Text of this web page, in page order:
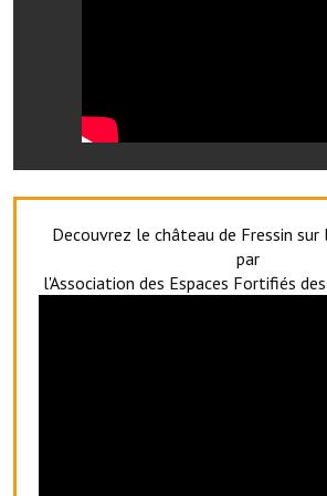
Agents immobiliers
Réserver une salle
Maison des services et des associations
Decouvrez le château de Fressin sur
par
l'Association des Espaces Fortifiés